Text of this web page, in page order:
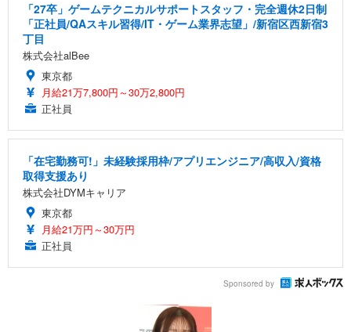
「27卒」ゲームテクニカルサポートスタッフ・完全週休2日制
「正社員/QAスキル習得/IT・ゲーム業界志望」/新宿区西新宿3
丁目
株式会社alBee
東京都
月給21万7,800円～30万2,800円
正社員
「在宅勤務可!」未経験採用枠/アプリエンジニア/高収入/資格
取得支援あり
株式会社DYMキャリア
東京都
月給21万円～30万円
正社員
Sponsored by